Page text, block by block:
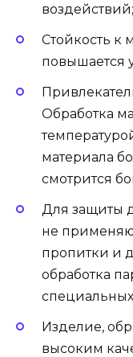
воздействий;
Стойкость к
повышается
Обработка
материала
смотрится
Для защиты
не
пропитки и
обработка
Изделие,
высоким